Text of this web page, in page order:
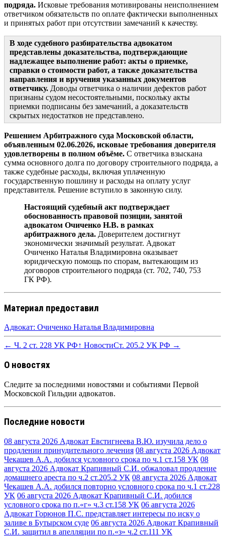
подряда. Исковые требования мотивированы неисполнением
ответчиком обязательств по оплате фактически выполненных
и принятых работ при отсутствии замечаний к качеству.
В ходе судебного разбирательства адвокатом
представлены доказательства, подтверждающие
надлежащее выполнение работ: акты о приемке,
справки о стоимости работ, а также доказательства
направления и вручения указанных документов
ответчику. Доводы ответчика о наличии дефектов работ
признаны судом несостоятельными, поскольку акты
приемки подписаны без замечаний, а доказательств
скрытых недостатков не представлено.
Решением Арбитражного суда Московской области,
объявленным 02.06.2026, исковые требования доверителя
удовлетворены в полном объёме. С ответчика взыскана
сумма основного долга по договору строительного подряда, а
также судебные расходы, включая уплаченную
государственную пошлину и расходы на оплату услуг
представителя. Решение вступило в законную силу.
Настоящий судебный акт подтверждает
обоснованность правовой позиции, занятой
адвокатом Очиченко Н.В. в рамках
арбитражного дела. Доверителем достигнут
экономически значимый результат. Адвокат
Очиченко Наталья Владимировна оказывает
юридическую помощь по спорам, вытекающим из
договоров строительного подряда (ст. 702, 740, 753
ГК РФ).
Материал предоставил
Адвокат: Очиченко Наталья Владимировна
← Ч. 2 ст. 228 УК РФ↑ НовостиСт. 205.2 УК РФ →
О новостях
Следите за последними новостями и событиями Первой
Московской Гильдии адвокатов.
Последние новости
08 августа 2026 Адвокат Евстигнеева В.Ю. изучила дело о
продлении принудительного лечения 08 августа 2026 Адвокат
Чекашев А.А. добился условного срока по ч.1 ст.158 УК 08
августа 2026 Адвокат Крапивный С.И. обжаловал продление
домашнего ареста по ч.2 ст.205.2 УК 08 августа 2026 Адвокат
Чекашев А.А. добился повторно условного срока по ч.1 ст.228
УК 06 августа 2026 Адвокат Крапивный С.И. добился
условного срока по п.«г» ч.3 ст.158 УК 06 августа 2026
Адвокат Горюнов П.С. представляет интересы по иску о
заливе в Бутырском суде 06 августа 2026 Адвокат Крапивный
С.И. защитил в апелляции по п.«з» ч.2 ст.111 УК